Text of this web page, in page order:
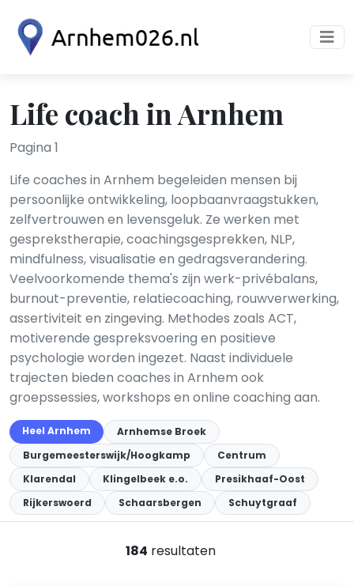
Life coach in Arnhem
Pagina 1
Life coaches in Arnhem begeleiden mensen bij
persoonlijke ontwikkeling, loopbaanvraagstukken,
zelfvertrouwen en levensgeluk. Ze werken met
gesprekstherapie, coachingsgesprekken, NLP,
mindfulness, visualisatie en gedragsverandering.
Veelvoorkomende thema's zijn werk-privébalans,
burnout-preventie, relatiecoaching, rouwverwerking,
assertiviteit en zingeving. Methodes zoals ACT,
motiverende gespreksvoering en positieve
psychologie worden ingezet. Naast individuele
trajecten bieden coaches in Arnhem ook
groepssessies, workshops en online coaching aan.
Heel Arnhem
Arnhemse Broek
Burgemeesterswijk/Hoogkamp
Centrum
Klarendal
Klingelbeek e.o.
Presikhaaf-Oost
Rijkerswoerd
Schaarsbergen Schuytgraaf
184 resultaten